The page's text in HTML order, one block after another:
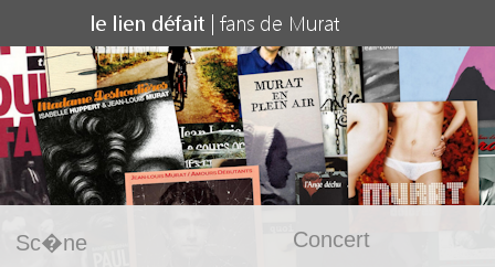
Sc�ne Concert